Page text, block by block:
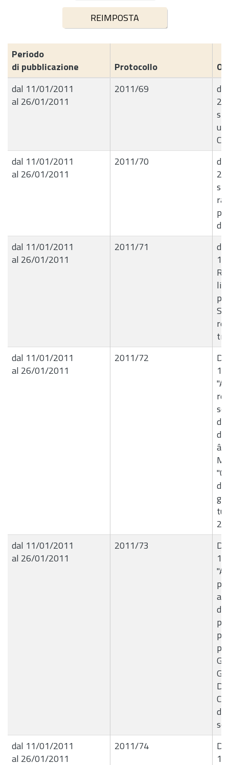
Periodo
di pubblicazione
Protocollo
dal 11/01/2011
al 26/01/2011
2011/69
dal 11/01/2011
al 26/01/2011
2011/70
di
dal 11/01/2011
al 26/01/2011
2011/71
dal 11/01/2011
al 26/01/2011
2011/72
dal 11/01/2011
al 26/01/2011
2011/73
di
dal 11/01/2011
al 26/01/2011
2011/74